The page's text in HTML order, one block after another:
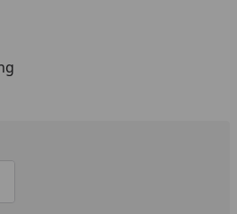
eins verringern
manuell eingeben
um eins erhöhen